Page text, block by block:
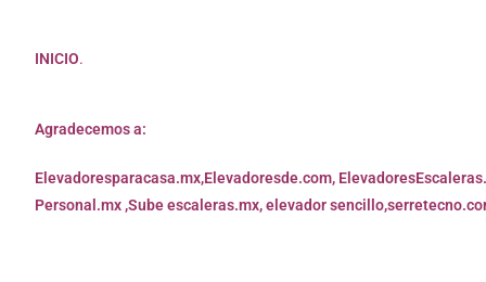
INICIO.
Agradecemos a:
Elevadoresparacasa.mx,Elevadoresde.com,
Personal.mx ,Sube escaleras.mx,elevador sencillo,